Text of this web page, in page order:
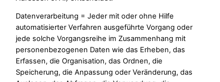
Datenverarbeitung = Jeder mit oder ohne Hilfe
automatisierter Verfahren ausgeführte Vorgang oder
jede solche Vorgangsreihe im Zusammenhang mit
personenbezogenen Daten wie das Erheben, das
Erfassen, die Organisation, das Ordnen, die
Speicherung, die Anpassung oder Veränderung, das